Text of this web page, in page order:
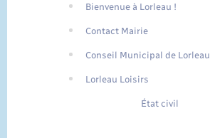
Traduction du
FR
Bienvenue à Lorleau !
Contact Mairie
Conseil Municipal de Lorleau
Lorleau Loisirs
État civil